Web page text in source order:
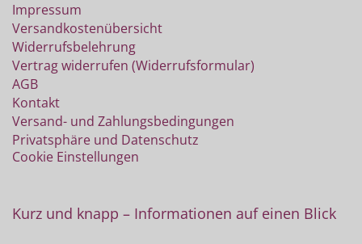
Impressum
Versandkostenübersicht
Widerrufsbelehrung
Vertrag widerrufen (Widerrufsformular)
AGB
Kontakt
Versand- und Zahlungsbedingungen
Privatsphäre und Datenschutz
Cookie Einstellungen
Kurz und knapp – Informationen auf einen Blick